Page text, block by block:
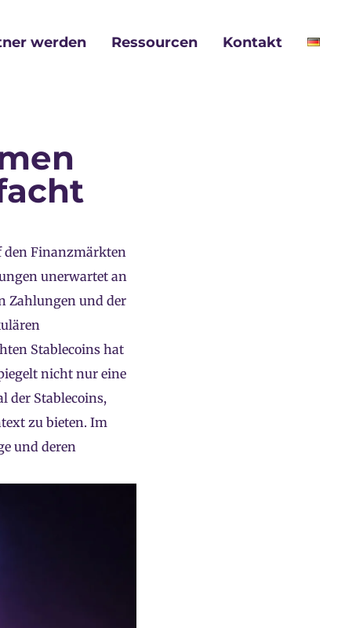
werden Ressourcen Kontakt
Finanzmärkten
unerwartet an
Zahlungen und der
Stablecoins hat
nicht nur eine
der Stablecoins,
zu bieten. Im
und deren